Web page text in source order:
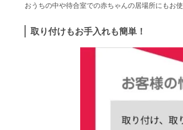
おうちの中や待合室での赤ちゃんの居場所にもお使
取り付けもお手入れも簡単！